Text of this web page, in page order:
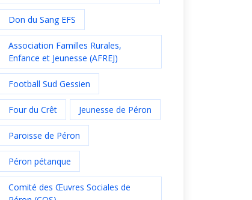
Don du Sang EFS
Association Familles Rurales,
Enfance et Jeunesse (AFREJ)
Football Sud Gessien
Four du Crêt Jeunesse de Péron
Paroisse de Péron
Péron pétanque
Comité des Œuvres Sociales de